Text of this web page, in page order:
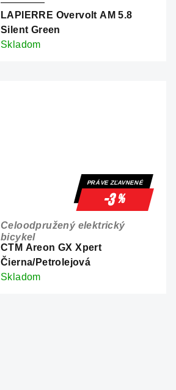
LAPIERRE Overvolt AM 5.8
Silent Green
Skladom
PRÁVE ZĽAVNENÉ
-3%
CTM Areon GX Xpert
Čierna/Petrolejová
Celoodpružený elektrický
bicykel
Skladom